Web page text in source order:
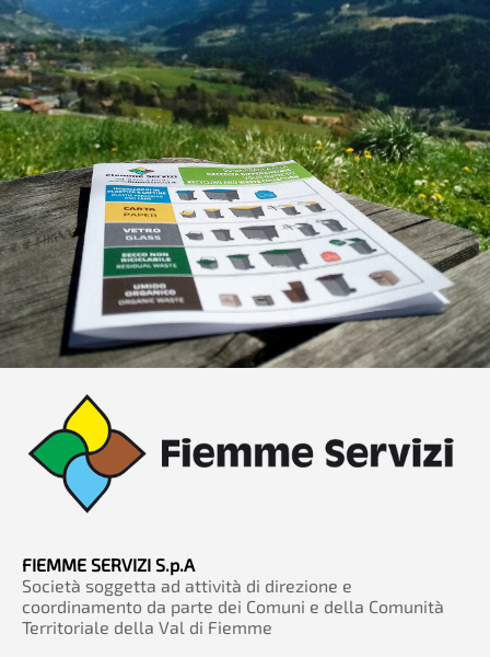
FIEMME SERVIZI S.p.A
Società soggetta ad attività di direzione e
coordinamento da parte dei Comuni e della Comunità
Territoriale della Val di Fiemme